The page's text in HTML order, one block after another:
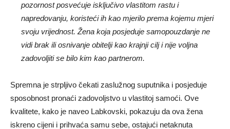
pozornost posvećuje isključivo vlastitom rastu i
napredovanju, koristeći ih kao mjerilo prema kojemu mjeri
svoju vrijednost. Žena koja posjeduje samopouzdanje ne
vidi brak ili osnivanje obitelji kao krajnji cilj i nije voljna
zadovoljiti se bilo kim kao partnerom.
Spremna je strpljivo čekati zaslužnog suputnika i posjeduje
sposobnost pronaći zadovoljstvo u vlastitoj samoći. Ove
kvalitete, kako je naveo Labkovski, pokazuju da ova žena
iskreno cijeni i prihvaća samu sebe, ostajući netaknuta